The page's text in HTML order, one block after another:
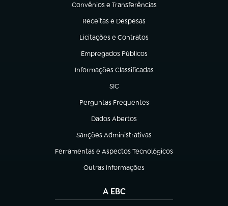
Convênios e Transferências
(abre em nova aba)
Receitas e Despesas
(abre em nova aba)
Licitações e Contratos
(abre em nova aba)
Empregados Públicos
(abre em nova aba)
Informações Classificadas
(abre em nova aba)
SIC
(abre em nova aba)
Perguntas Frequentes
(abre em nova aba)
Dados Abertos
(abre em nova aba)
Sanções Administrativas
(abre em nova aba)
Ferramentas e Aspectos Tecnológicos
(abre em nova aba)
Outras Informações
(abre em nova aba)
A EBC